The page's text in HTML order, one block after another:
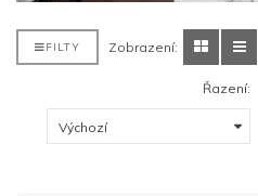
FILTY Zobrazení:
Řazení: